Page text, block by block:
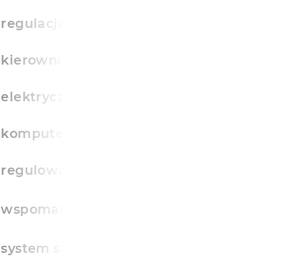
regulacja wysokosci fotela
kierownica wielofunkcyjna
elektryczne szyby tylne
komputer pokladowy
regulowana kierownica
wspomaganie kierownicy
system start-stop